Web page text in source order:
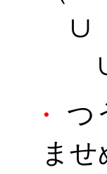
∪
・
つ
ませ